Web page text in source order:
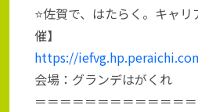
⭐佐賀で、はたらく。キャ
催】
https://
会場：グランデはがくれ
＝＝＝＝＝＝＝＝＝＝＝＝